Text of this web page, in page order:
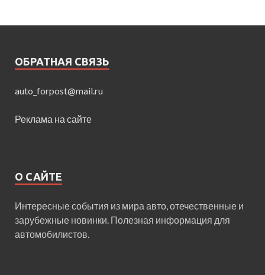
ОБРАТНАЯ СВЯЗЬ
auto_forpost@mail.ru
Реклама на сайте
О САЙТЕ
Интересные события из мира авто, отечественные и
зарубежные новинки. Полезная информация для
автомобилистов.